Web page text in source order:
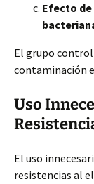
Efecto
El grupo control
contaminación
Uso
El uso
resistencias al